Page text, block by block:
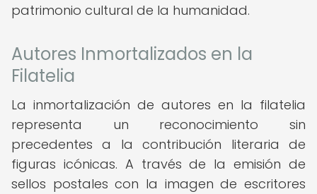
patrimonio cultural de la humanidad.
Autores Inmortalizados en la
Filatelia
La inmortalización de autores en la filatelia
representa un reconocimiento sin
precedentes a la contribución literaria de
figuras icónicas. A través de la emisión de
sellos postales con la imagen de escritores